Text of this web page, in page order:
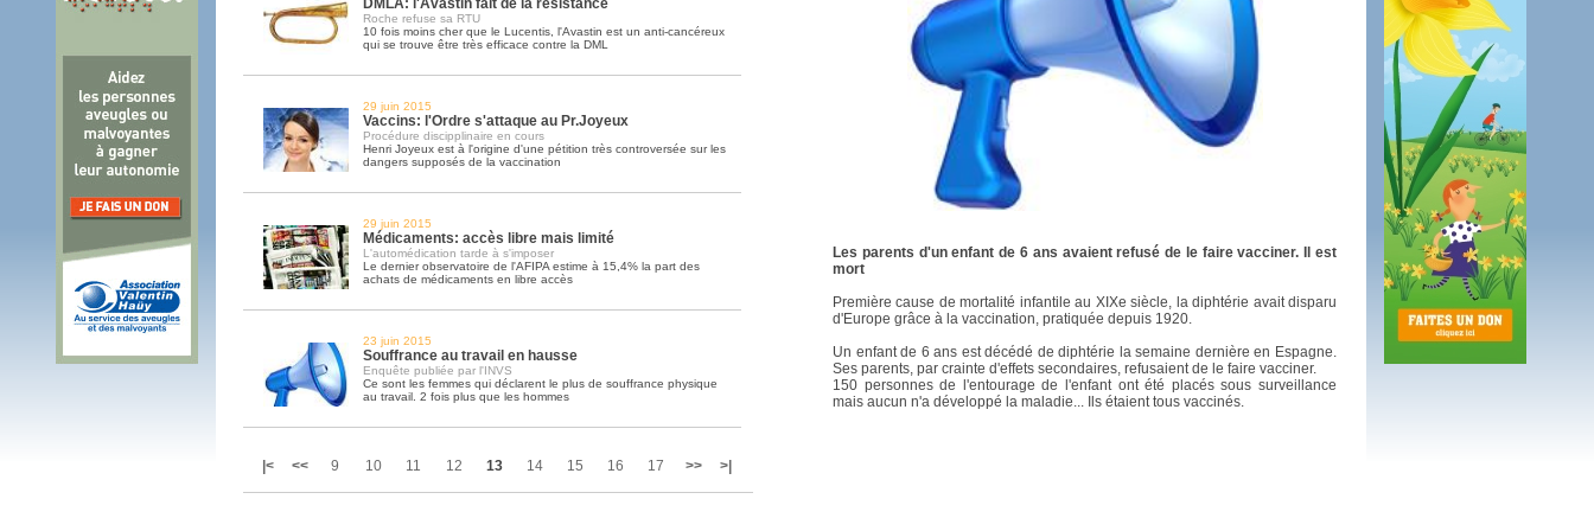
Soins palliatifs: 40 millions de plus en 2016
La journée mondiale des soins palliatifs n'a pas été inutile
lire la suite >>
DMLA: l'Avastin fait de la résistance
Roche refuse sa RTU
10 fois moins cher que le Lucentis, l'Avastin est un anti-cancéreux
qui se trouve être très efficace contre la DML
29 juin 2015
Vaccins: l'Ordre s'attaque au Pr.Joyeux
Procédure discipplinaire en cours
Henri Joyeux est à l'origine d'une pétition très controversée sur les
dangers supposés de la vaccination
29 juin 2015
Médicaments: accès libre mais limité
L'automédication tarde à s'imposer
Le dernier observatoire de l'AFIPA estime à 15,4% la part des
achats de médicaments en libre accès
23 juin 2015
Souffrance au travail en hausse
Enquête publiée par l'INVS
Ce sont les femmes qui déclarent le plus de souffrance physique
au travail. 2 fois plus que les hommes
|< << 9 10 11 12 13 14 15 16 17 >> >|
Les parents d'un enfant de 6 ans avaient refusé de le faire vacciner. Il est
mort
Première cause de mortalité infantile au XIXe siècle, la diphtérie avait disparu
d'Europe grâce à la vaccination, pratiquée depuis 1920.
Un enfant de 6 ans est décédé de diphtérie la semaine dernière en Espagne.
Ses parents, par crainte d'effets secondaires, refusaient de le faire vacciner.
150 personnes de l'entourage de l'enfant ont été placés sous surveillance
mais aucun n'a développé la maladie... Ils étaient tous vaccinés.